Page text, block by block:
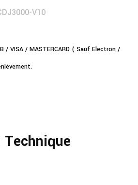
V10
/ VISA / MASTERCARD ( Sauf Electron /